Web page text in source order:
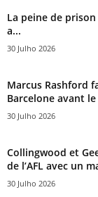
La peine de
a...
30 Julho 2026
Marcus Rashford
Barcelone avant
30 Julho 2026
Collingwood et
de l’AFL avec un
30 Julho 2026